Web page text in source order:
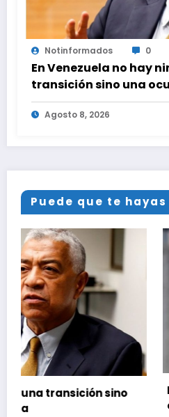
Notinformados 0
En Venezuela no hay
transición sino una
fuerza
Agosto 8, 2026
Puede que te
Noticias
Medida judicial pone